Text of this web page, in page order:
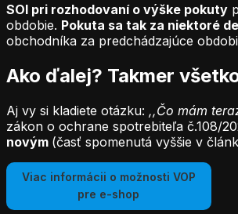
SOI pri rozhodovaní o výške pokuty
obdobie. Pokuta sa tak za niektoré
obchodníka za predchádzajúce
Ako ďalej? Takmer
Aj vy si kladiete otázku: ,,Čo mám
zákon o ochrane spotrebiteľa č.108/
novým (časť spomenutá vyššie v
Viac informácii o možnosti VOP
pre e-shop